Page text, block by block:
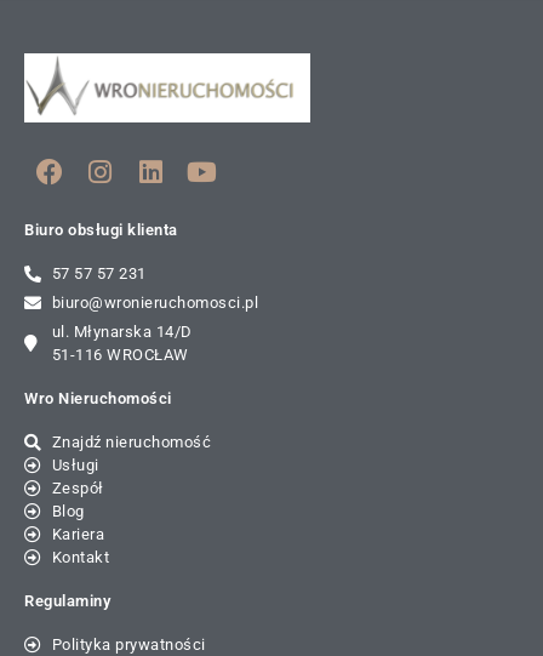
Biuro obsługi klienta
57 57 57 231
biuro@wronieruchomosci.pl
ul. Młynarska 14/D
51-116 WROCŁAW
Wro Nieruchomości
Znajdź nieruchomość
Usługi
Zespół
Blog
Kariera
Kontakt
Regulaminy
Polityka prywatności